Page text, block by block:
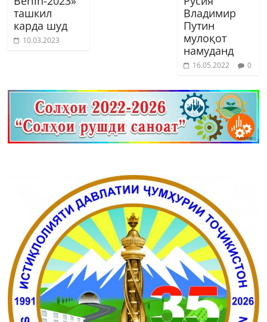
ташкил
карда шуд
10.03.2023
Владимир
Путин
мулоқот
намуданд
16.05.2022 0